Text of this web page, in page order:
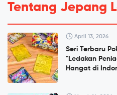
Tentang Jepang
April 13, 2026
Seri Terbaru
"Ledakan
Hangat di